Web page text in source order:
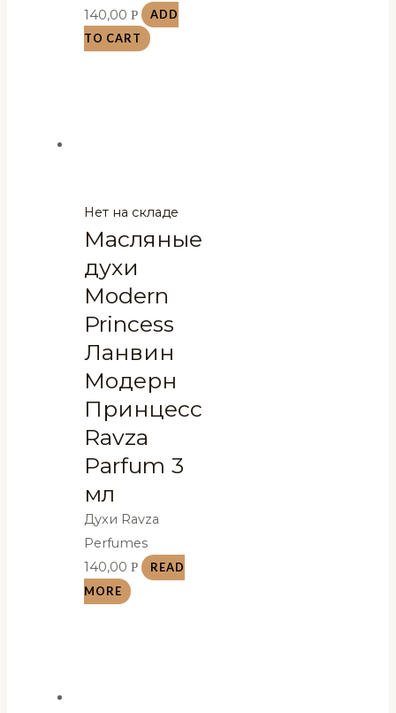
140,00Р
ADD
TO CART
Нет на складе
Масляные
духи
Modern
Princess
Ланвин
Модерн
Принцесс
Ravza
Parfum 3
мл
Духи Ravza
Perfumes
140,00Р
READ
MORE